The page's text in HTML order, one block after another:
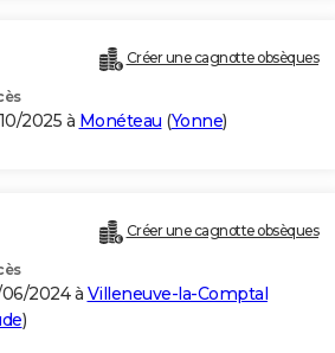
Créer une cagnotte obsèques
2025 à Monéteau (Yonne)
Créer une cagnotte obsèques
2024 à Villeneuve-la-Comptal
)